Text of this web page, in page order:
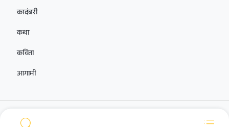
कादंबरी
कथा
कविता
आगामी
आमच्यासोबत सोशल मीडियावर जोडलेले राहा